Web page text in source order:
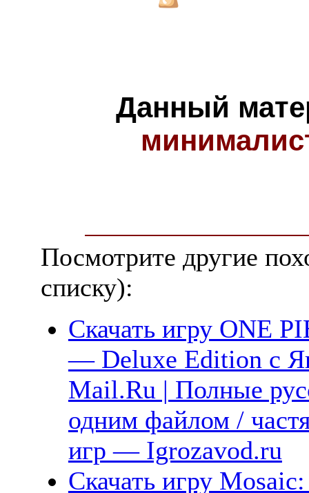
Данный
Посмотрите другие
списку):
Скачать игру ONE
— Deluxe Edition с
Mail.Ru | Полные
одним файлом /
игр — Igrozavod.ru
Скачать игру